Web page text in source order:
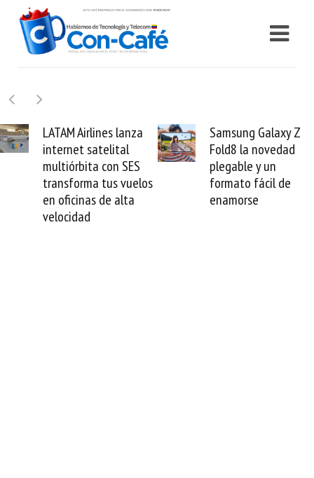
Samsung Galaxy Z
Fold8 la novedad
plegable y un
formato fácil de
enamorse
Cashea levanta 100
millones de dólares y
valida el crédito del
venezolano ante el
mundo